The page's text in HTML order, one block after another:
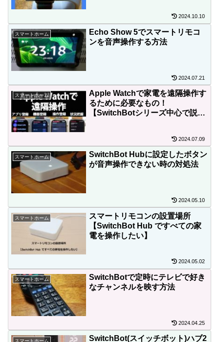
2024.10.10
スマートホーム
Echo Show 5でスマートリモコ
ンを音声操作する方法
2024.07.21
スマートホーム
Apple Watchで家電を遠隔操作す
るために必要なもの！
【SwitchBotシリーズ中心で説
2024.07.09
スマートホーム
SwitchBot Hubに設定したボタン
が音声操作できない時の対処法
2024.05.10
スマートホーム
スマートリモコンの設置場所
【SwitchBot Hub ですべての家
電を操作したい】
2024.05.02
スマートホーム
SwitchBotで定時にテレビで好き
なチャンネルを映す方法
2024.04.25
スマートホーム
SwitchBot(スイッチボット)ハブ2